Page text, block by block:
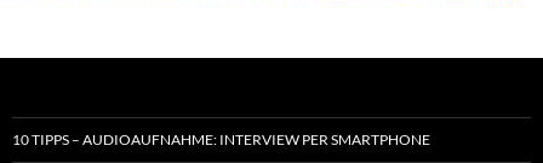
10 TIPPS – AUDIOAUFNAHME: INTERVIEW PER SMARTPHONE